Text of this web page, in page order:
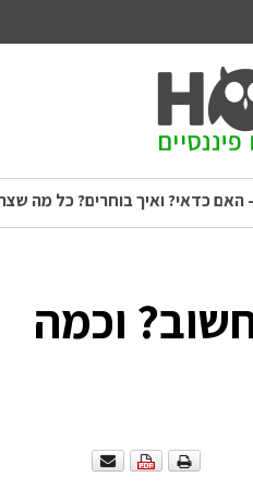
האם כדאי? ואיך בוחרים? כל מה
וכמה